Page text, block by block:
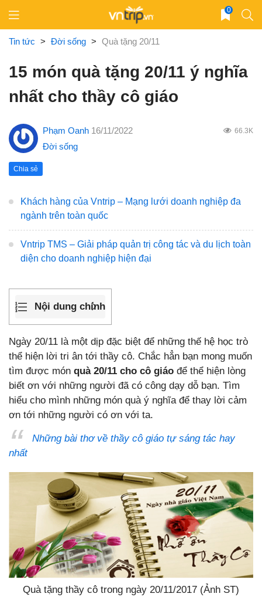
content
0
Tin tức > Đời sống > Quà tặng 20/11
15 món quà tặng 20/11 ý nghĩa
nhất cho thầy cô giáo
Phạm Oanh 16/11/2022 66.3K
Đời sống
Chia sẻ
Khách hàng của Vntrip – Mạng lưới doanh nghiệp đa
ngành trên toàn quốc
Vntrip TMS – Giải pháp quản trị công tác và du lịch toàn
diện cho doanh nghiệp hiện đại
Nội dung chính
Ngày 20/11 là một dịp đặc biệt để những thế hệ học trò
thể hiện lời tri ân tới thầy cô. Chắc hẳn bạn mong muốn
tìm được món quà 20/11 cho cô giáo để thể hiện lòng
biết ơn với những người đã có công dạy dỗ bạn. Tìm
hiểu cho mình những món quà ý nghĩa để thay lời cảm
ơn tới những người có ơn với ta.
Những bài thơ về thầy cô giáo tự sáng tác hay
nhất
Quà tặng thầy cô trong ngày 20/11/2017 (Ảnh ST)